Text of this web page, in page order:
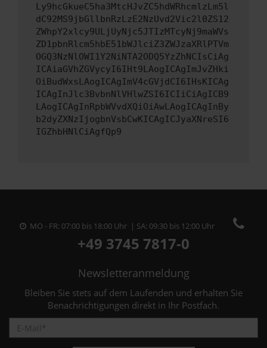
Ly9hcGkueC5ha3MtcHJvZC5hdWRhcmlzLm5l
dC92MS9jbGllbnRzLzE2NzUvd2Vic2l0ZS12
ZWhpY2xlcy9ULjUyNjc5JTIzMTcyNj9maWVs
ZD1pbnRlcm5hbE51bWJlciZ3ZWJzaXRlPTVm
OGQ3NzNlOWI1Y2NiNTA2ODQ5YzZhNCIsCiAg
ICAiaGVhZGVycyI6IHt9LAogICAgImJvZHki
OiBudWxsLAogICAgImV4cGVjdCI6IHsKICAg
ICAgInJlc3BvbnNlVHlwZSI6ICIiCiAgICB9
LAogICAgInRpbWVvdXQiOiAwLAogICAgInBy
b2dyZXNzIjogbnVsbCwKICAgICJyaXNreSI6
IGZhbHNlCiAgfQp9
MO - FR: 07:00 bis 18:00 Uhr | SA: 09:30 bis 12:00 Uhr
+49 3745 7817-0
Newsletteranmeldung
Bleiben Sie stets auf dem Laufenden und erhalten Sie
Benachrichtigungen direkt in Ihr Postfach.